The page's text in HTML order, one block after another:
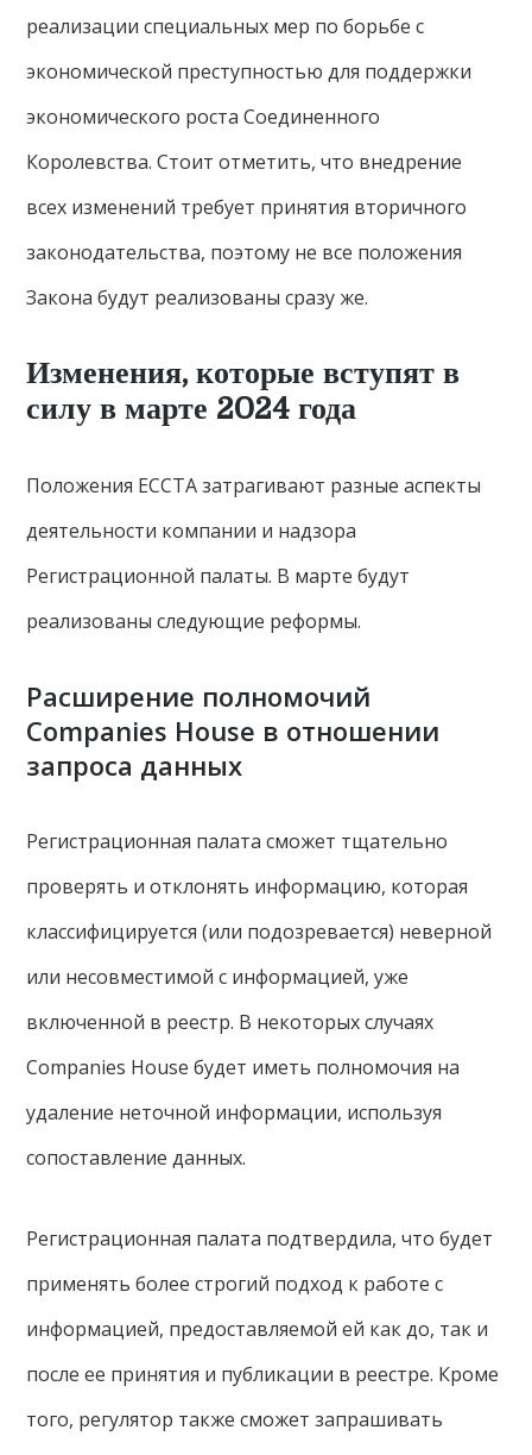
реализации специальных мер по борьбе с
экономической преступностью для поддержки
экономического роста Соединенного
Королевства. Стоит отметить, что внедрение
всех изменений требует принятия вторичного
законодательства, поэтому не все положения
Закона будут реализованы сразу же.
Изменения, которые вступят в
силу в марте 2024 года
Положения ECCTA затрагивают разные аспекты
деятельности компании и надзора
Регистрационной палаты. В марте будут
реализованы следующие реформы.
Расширение полномочий
Companies House в отношении
запроса данных
Регистрационная палата сможет тщательно
проверять и отклонять информацию, которая
классифицируется (или подозревается) неверной
или несовместимой с информацией, уже
включенной в реестр. В некоторых случаях
Companies House будет иметь полномочия на
удаление неточной информации, используя
сопоставление данных.
Регистрационная палата подтвердила, что будет
применять более строгий подход к работе с
информацией, предоставляемой ей как до, так и
после ее принятия и публикации в реестре. Кроме
того, регулятор также сможет запрашивать